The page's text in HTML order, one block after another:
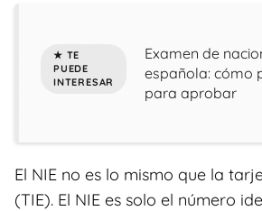
Examen de
española: cómo
para aprobar
El NIE no es lo mismo que la
(TIE). El NIE es solo el número